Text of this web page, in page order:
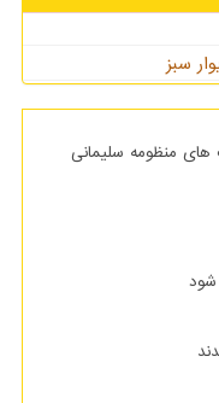
سبز
پرتاب های منظومه سلیمانی